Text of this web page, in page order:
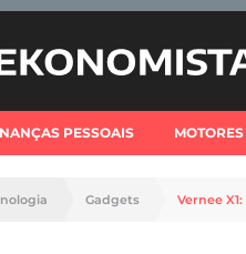
PESSOAIS MOTORES
Gadgets Vernee